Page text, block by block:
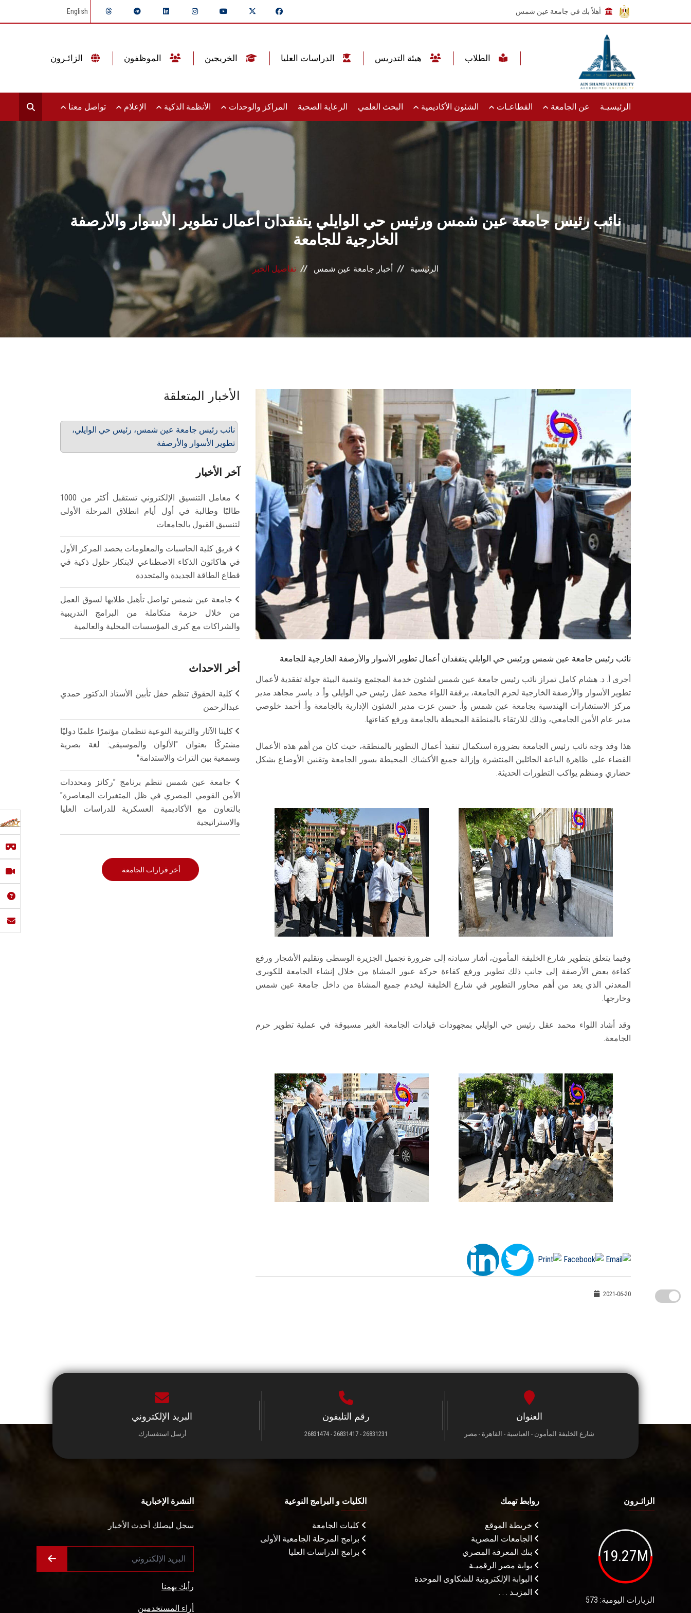
أهلاً بك في جامعة عين شمس English
الرئيسيـة عن الجامعة القطاعـات الشئون الأكاديمية البحث العلمي الرعاية الصحية المراكز والوحدات الأنظمة الذكية الإعلام تواصل معنا
نائب رئيس جامعة عين شمس ورئيس حي الوايلي يتفقدان أعمال تطوير الأسوار والأرصفة
الخارجية للجامعة
الرئيسية أخبار جامعة عين شمس تفاصيل الخبر
نائب رئيس جامعة عين شمس ورئيس حي الوايلي يتفقدان أعمال تطوير الأسوار والأرصفة الخارجية للجامعة
أجرى أ. د. هشام كامل تمراز نائب رئيس جامعة عين شمس لشئون خدمة المجتمع وتنمية البيئة جولة تفقدية لأعمال
تطوير الأسوار والأرصفة الخارجية لحرم الجامعة، برفقة اللواء محمد عقل رئيس حي الوايلي وأ. د. ياسر مجاهد مدير
مركز الاستشارات الهندسية بجامعة عين شمس وأ. حسن عزت مدير الشئون الإدارية بالجامعة وأ. أحمد خلوصي
مدير عام الأمن الجامعي، وذلك للارتقاء بالمنطقة المحيطة بالجامعة ورفع كفاءتها.
هذا وقد وجه نائب رئيس الجامعة بضرورة استكمال تنفيذ أعمال التطوير بالمنطقة، حيث كان من أهم هذه الأعمال
القضاء على ظاهرة الباعة الجائلين المنتشرة وإزالة جميع الأكشاك المحيطة بسور الجامعة وتقنين الأوضاع بشكل
حضاري ومنظم يواكب التطورات الحديثة.
وفيما يتعلق بتطوير شارع الخليفة المأمون، أشار سيادته إلى ضرورة تجميل الجزيرة الوسطى وتقليم الأشجار ورفع
كفاءة بعض الأرصفة إلى جانب ذلك تطوير ورفع كفاءة حركة عبور المشاة من خلال إنشاء الجامعة للكوبري
المعدني الذي يعد من أهم محاور التطوير في شارع الخليفة ليخدم جميع المشاة من داخل جامعة عين شمس
وخارجها.
وقد أشاد اللواء محمد عقل رئيس حي الوايلي بمجهودات قيادات الجامعة الغير مسبوقة في عملية تطوير حرم
الجامعة.
2021-06-20
الأخبار المتعلقة
نائب رئيس جامعة عين شمس، رئيس حي الوايلي،
تطوير الأسوار والأرصفة
آخر الأخبار
معامل التنسيق الإلكتروني تستقبل أكثر من 1000
طالبًا وطالبة في أول أيام انطلاق المرحلة الأولى
لتنسيق القبول بالجامعات
فريق كلية الحاسبات والمعلومات يحصد المركز الأول
في هاكاثون الذكاء الاصطناعي لابتكار حلول ذكية في
قطاع الطاقة الجديدة والمتجددة
جامعة عين شمس تواصل تأهيل طلابها لسوق العمل
من خلال حزمة متكاملة من البرامج التدريبية
والشراكات مع كبرى المؤسسات المحلية والعالمية
أخر الاحداث
كلية الحقوق تنظم حفل تأبين الأستاذ الدكتور حمدي
عبدالرحمن
كليتا الآثار والتربية النوعية تنظمان مؤتمرًا علميًا دوليًا
مشتركًا بعنوان "الألوان والموسيقى: لغة بصرية
وسمعية بين التراث والاستدامة"
جامعة عين شمس تنظم برنامج "ركائز ومحددات
الأمن القومي المصري في ظل المتغيرات المعاصرة"
بالتعاون مع الأكاديمية العسكرية للدراسات العليا
والاستراتيجية
أخر قرارات الجامعة
العنوان
شارع الخليفة المأمون - العباسية - القاهرة - مصر
رقم التليفون
26831231 - 26831417 - 26831474
البريد الإلكتروني
أرسل استفسارك.
الزائـرون
19.27M
الزيارات اليومية: 573
روابط تهمك
خريطة الموقع
الجامعات المصرية
بنك المعرفة المصري
بوابة مصر الرقميـة
البوابة الإلكترونية للشكاوى الموحدة
المزيـد . . .
الكليات و البرامج النوعية
كليات الجامعة
برامج المرحلة الجامعية الأولى
برامج الدراسات العليا
النشرة الإخبارية
سجل ليصلك أحدث الأخبار
رأيك يهمنا
أراء المستخدمين